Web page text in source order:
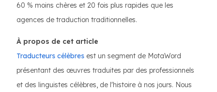
60 % moins chères et 20 fois plus rapides que les
agences de traduction traditionnelles.
À propos de cet article
Traducteurs célèbres est un segment de MotaWord
présentant des œuvres traduites par des professionnels
et des linguistes célèbres, de l'histoire à nos jours. Nous